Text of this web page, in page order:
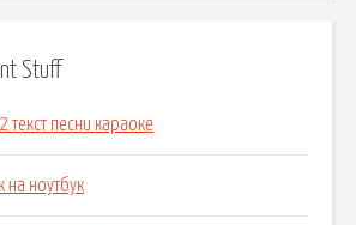
Stuff
текст песни караоке
на ноутбук